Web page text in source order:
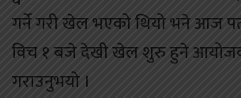
गर्ने गरी खेल भएको थियो भने आज
विच १ बजे देखी खेल शुरु हुने
गराउनुभयो ।